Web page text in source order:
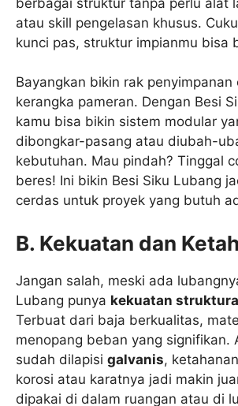
atau skill pengelasan khusus.
kunci pas, struktur impianmu bisa
Bayangkan bikin rak
kerangka pameran. Dengan Besi
kamu bisa bikin sistem modular
dibongkar-pasang atau diubah-
kebutuhan. Mau pindah? Tinggal
beres! Ini bikin Besi Siku Lubang
cerdas untuk proyek yang butuh
B. Kekuatan dan
Jangan salah, meski ada
Lubang punya kekuatan
Terbuat dari baja berkualitas,
menopang beban yang signifikan.
sudah dilapisi galvanis,
korosi atau karatnya jadi makin
dipakai di dalam ruangan atau di